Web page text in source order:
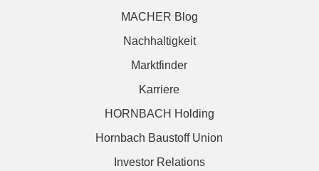
MACHER Blog
Nachhaltigkeit
Marktfinder
Karriere
HORNBACH Holding
Hornbach Baustoff Union
Investor Relations